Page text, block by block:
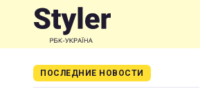
ПОСЛЕДНИЕ НОВОСТИ